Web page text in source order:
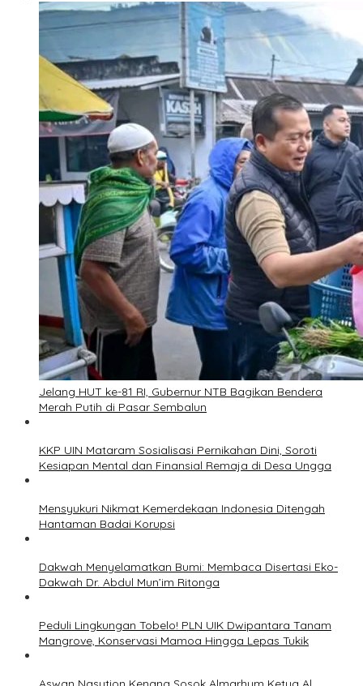
Jelang HUT ke-81 RI, Gubernur NTB Bagikan Bendera
Merah Putih di Pasar Sembalun
KKP UIN Mataram Sosialisasi Pernikahan Dini, Soroti
Kesiapan Mental dan Finansial Remaja di Desa Ungga
Mensyukuri Nikmat Kemerdekaan Indonesia Ditengah
Hantaman Badai Korupsi
Dakwah Menyelamatkan Bumi: Membaca Disertasi Eko-
Dakwah Dr. Abdul Mun’im Ritonga
Peduli Lingkungan Tobelo! PLN UIK Dwipantara Tanam
Mangrove, Konservasi Mamoa Hingga Lepas Tukik